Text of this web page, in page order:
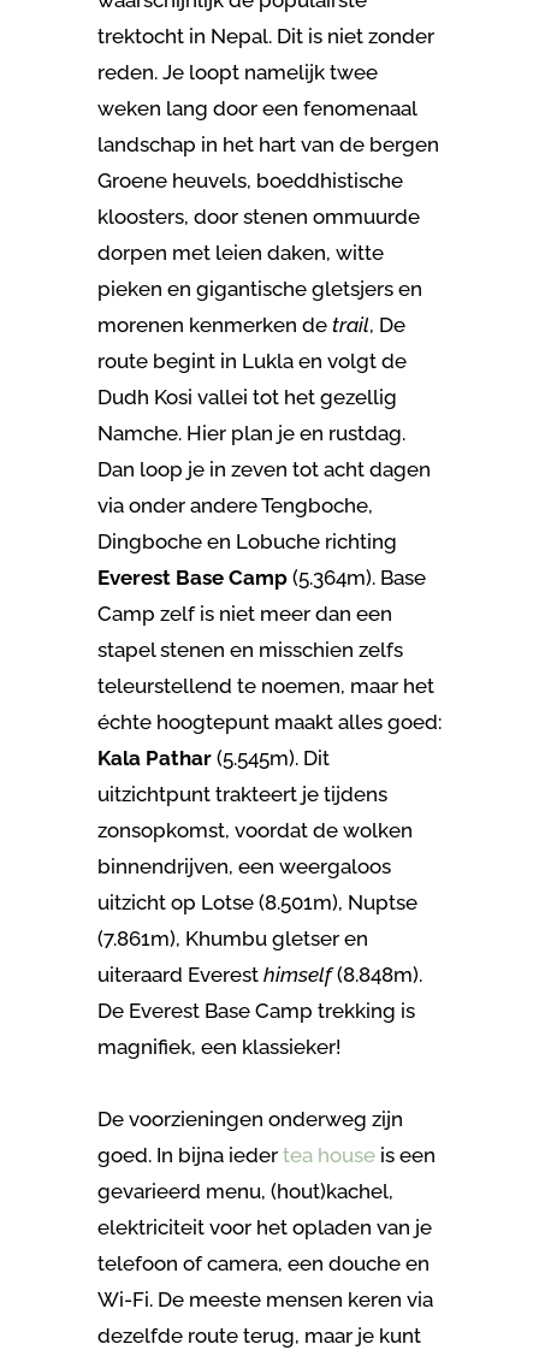
trektocht in Nepal. Dit is niet zonder
reden. Je loopt namelijk twee
weken lang door een fenomenaal
landschap in het hart van de bergen
Groene heuvels, boeddhistische
kloosters, door stenen ommuurde
dorpen met leien daken, witte
pieken en gigantische gletsjers en
morenen kenmerken de trail, De
route begint in Lukla en volgt de
Dudh Kosi vallei tot het gezellig
Namche. Hier plan je en rustdag.
Dan loop je in zeven tot acht dagen
via onder andere Tengboche,
Dingboche en Lobuche richting
Everest Base Camp(5.364m). Base
Camp zelf is niet meer dan een
stapel stenen en misschien zelfs
teleurstellend te noemen, maar het
échte hoogtepunt maakt alles goed:
Kala Pathar(5.545m). Dit
uitzichtpunt trakteert je tijdens
zonsopkomst, voordat de wolken
binnendrijven, een weergaloos
uitzicht op Lotse (8.501m), Nuptse
(7.861m), Khumbu gletser en
uiteraard Everest himself(8.848m).
De Everest Base Camp trekking is
magnifiek, een klassieker!
De voorzieningen onderweg zijn
goed. In bijna ieder tea houseis een
gevarieerd menu, (hout)kachel,
elektriciteit voor het opladen van je
telefoon of camera, een douche en
Wi-Fi. De meeste mensen keren via
dezelfde route terug, maar je kunt